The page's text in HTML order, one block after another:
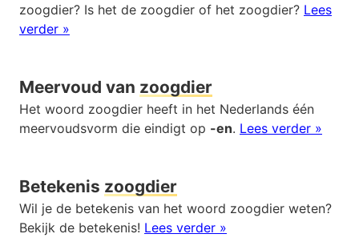
zoogdier? Is het de zoogdier of het zoogdier? Lees
verder »
Meervoud van zoogdier
Het woord zoogdier heeft in het Nederlands één
meervoudsvorm die eindigt op -en. Lees verder »
Betekenis zoogdier
Wil je de betekenis van het woord zoogdier weten?
Bekijk de betekenis! Lees verder »